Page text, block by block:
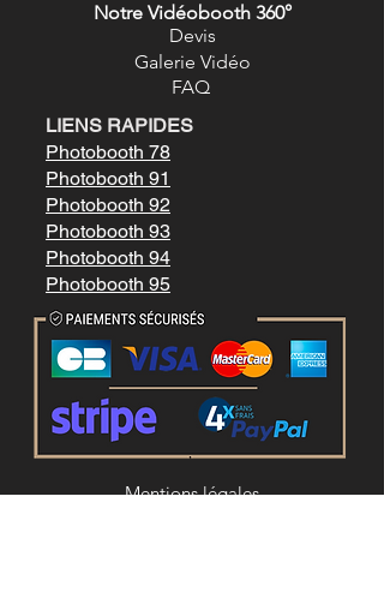
Devis
Notre Vidéobooth 360°
Galerie Vidéo
FAQ
LIENS RAPIDES
Photobooth 78
Photobooth 91
Photobooth 92
Photobooth 93
Photobooth 94
Photobooth 95
Mentions légales